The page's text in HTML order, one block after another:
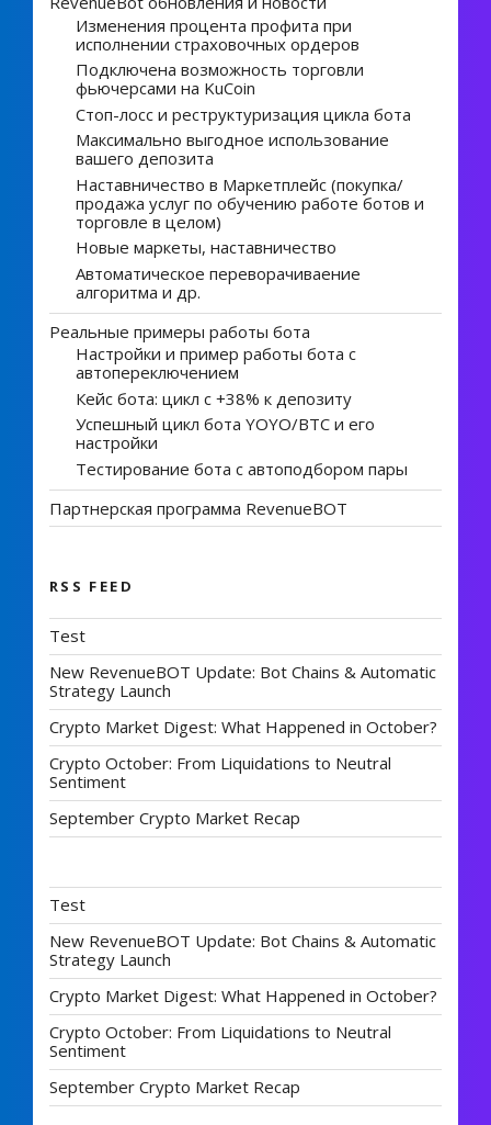
Изменения процента профита при
исполнении страховочных ордеров
Подключена возможность торговли
фьючерсами на KuCoin
Стоп-лосс и реструктуризация цикла бота
Максимально выгодное использование
вашего депозита
Наставничество в Маркетплейс (покупка/
продажа услуг по обучению работе ботов и
торговле в целом)
Новые маркеты, наставничество
Автоматическое переворачиваение
алгоритма и др.
Реальные примеры работы бота
Настройки и пример работы бота с
автопереключением
Кейс бота: цикл с +38% к депозиту
Успешный цикл бота YOYO/BTC и его
настройки
Тестирование бота с автоподбором пары
Партнерская программа RevenueBOT
RSS FEED
Test
New RevenueBOT Update: Bot Chains & Automatic
Strategy Launch
Crypto Market Digest: What Happened in October?
Crypto October: From Liquidations to Neutral
Sentiment
September Crypto Market Recap
Test
New RevenueBOT Update: Bot Chains & Automatic
Strategy Launch
Crypto Market Digest: What Happened in October?
Crypto October: From Liquidations to Neutral
Sentiment
September Crypto Market Recap